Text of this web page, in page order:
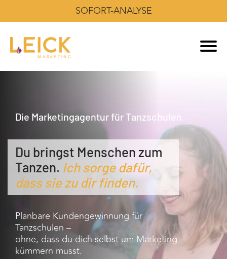
SOFORT-ANALYSE
Die Marketingagentur für Tanzschulen
Du bringst Menschen zum
Tanzen. Ich sorge dafür,
dass sie zu dir finden.
Planbare Kundengewinnung für
Tanzschulen –
ohne, dass du dich selbst um Marketing
kümmern musst.